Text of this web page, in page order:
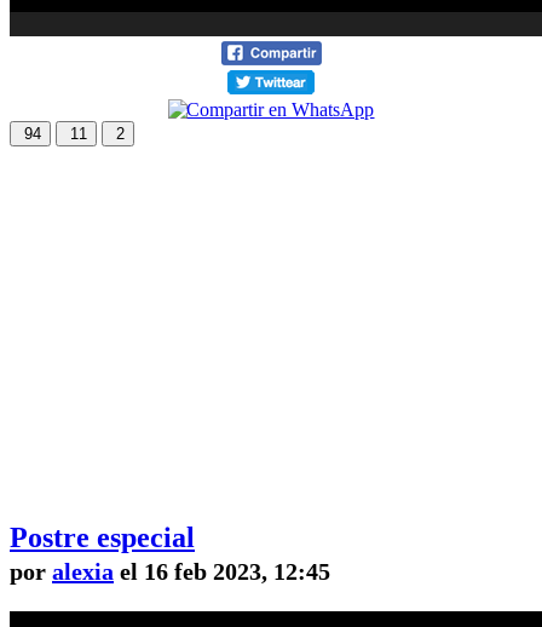
94 11 2
Postre especial
por alexia el 16 feb 2023, 12:45